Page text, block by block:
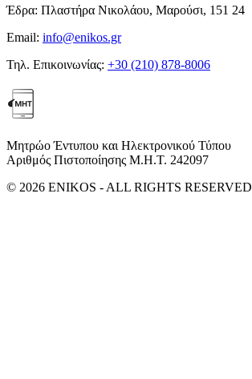
Έδρα: Πλαστήρα Νικολάου, Μαρούσι, 151 24
Email: info@enikos.gr
Τηλ. Επικοινωνίας: +30 (210) 878-8006
Μητρώο Έντυπου και Ηλεκτρονικού Τύπου
Αριθμός Πιστοποίησης Μ.Η.Τ. 242097
© 2026 ENIKOS - ALL RIGHTS RESERVED